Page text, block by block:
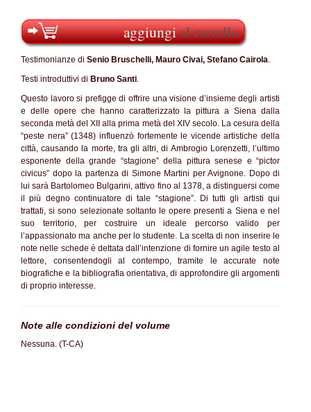
aggiungial carrello
Testimonianze di Senio Bruschelli, Mauro Civai, Stefano Cairola.
Testi introduttivi di Bruno Santi.
Questo lavoro si prefigge di offrire una visione d’insieme degli artisti
e delle opere che hanno caratterizzato la pittura a Siena dalla
seconda metà del XII alla prima metà del XIV secolo. La cesura della
“peste nera” (1348) influenzò fortemente le vicende artistiche della
città, causando la morte, tra gli altri, di Ambrogio Lorenzetti, l’ultimo
esponente della grande “stagione” della pittura senese e “pictor
civicus” dopo la partenza di Simone Martini per Avignone. Dopo di
lui sarà Bartolomeo Bulgarini, attivo fino al 1378, a distinguersi come
il più degno continuatore di tale “stagione”. Di tutti gli artisti qui
trattati, si sono selezionate soltanto le opere presenti a Siena e nel
suo territorio, per costruire un ideale percorso valido per
l’appassionato ma anche per lo studente. La scelta di non inserire le
note nelle schede è dettata dall’intenzione di fornire un agile testo al
lettore, consentendogli al contempo, tramite le accurate note
biografiche e la bibliografia orientativa, di approfondire gli argomenti
di proprio interesse.
Note alle condizioni del volume
Nessuna. (T-CA)